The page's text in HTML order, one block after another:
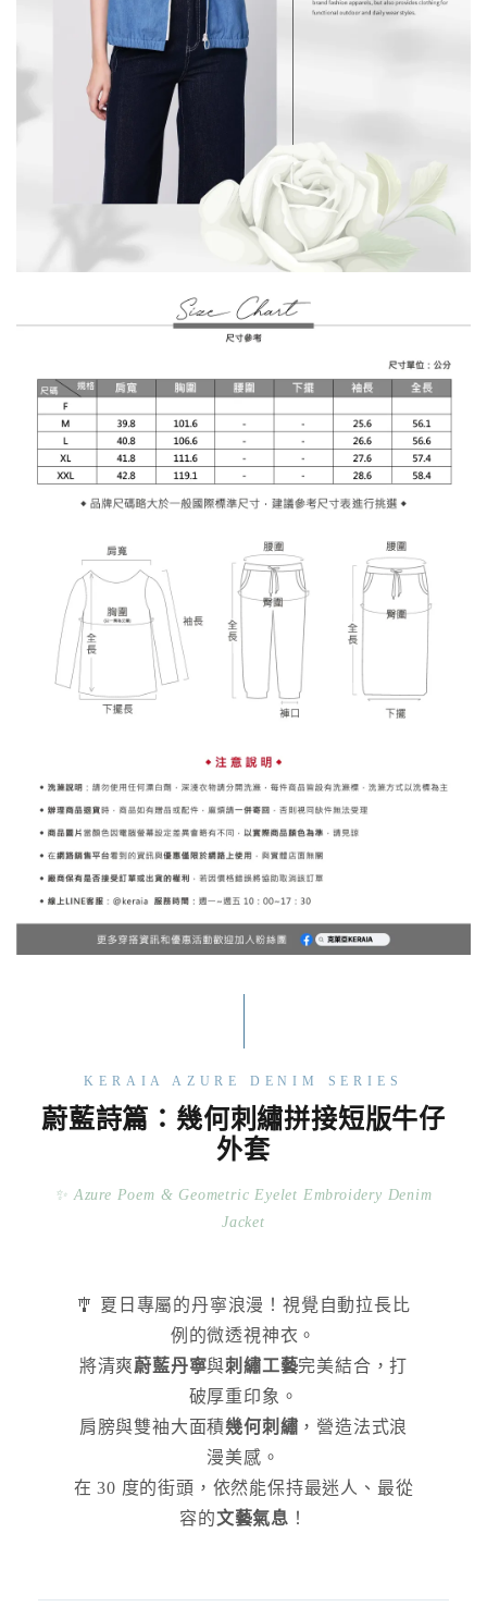
KERAIA AZURE DENIM SERIES
蔚藍詩篇：幾何刺繡拼接短版牛仔
外套
✨ Azure Poem & Geometric Eyelet Embroidery Denim
Jacket
🎐 夏日專屬的丹寧浪漫！視覺自動拉長比
例的微透視神衣。
將清爽蔚藍丹寧與刺繡工藝完美結合，打
破厚重印象。
肩膀與雙袖大面積幾何刺繡 ，營造法式浪
漫美感。
在 30 度的街頭，依然能保持最迷人、最從
容的文藝氣息 ！